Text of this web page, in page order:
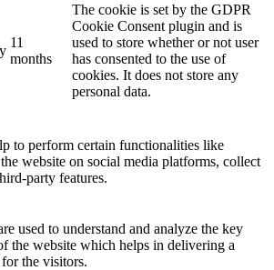
11
months
The cookie is set by the GDPR
Cookie Consent plugin and is
used to store whether or not user
has consented to the use of
cookies. It does not store any
personal data.
to perform certain functionalities like
website on social media platforms, collect
party features.
used to understand and analyze the key
the website which helps in delivering a
the visitors.